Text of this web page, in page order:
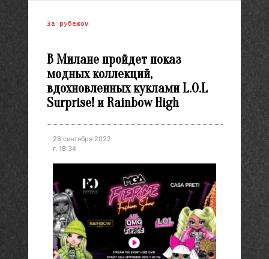
За рубежом
В Милане пройдет показ
модных коллекций,
вдохновленных куклами L.O.L
Surprise! и Rainbow High
28 сентября 2022
г. 18:34